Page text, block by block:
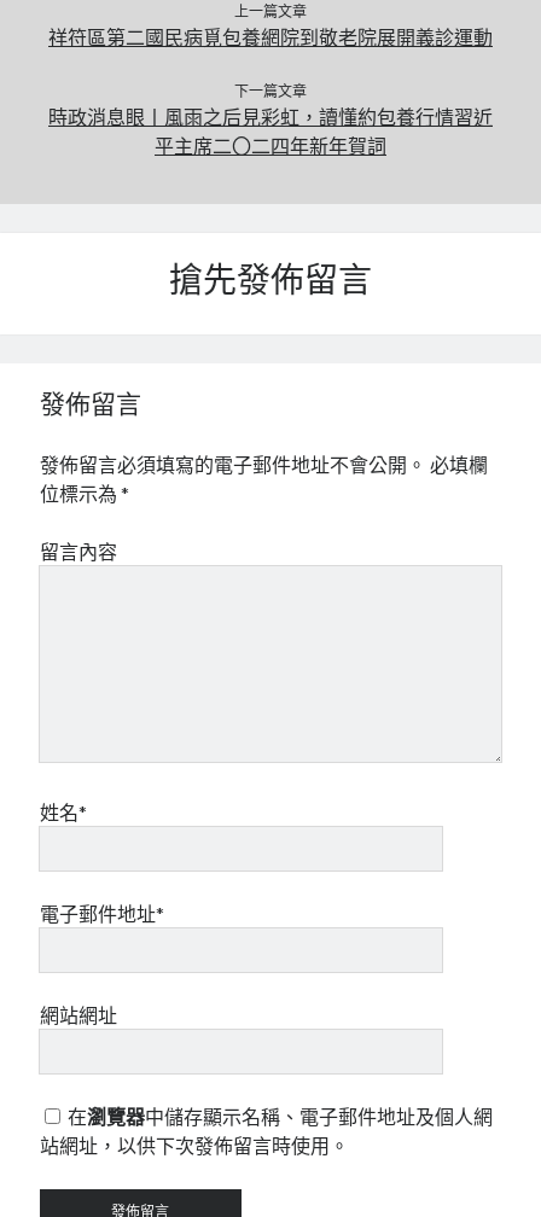
上一篇文章
祥符區第二國民病覓包養網院到敬老院展開義診運動
下一篇文章
時政消息眼丨風雨之后見彩虹，讀懂約包養行情習近
平主席二〇二四年新年賀詞
搶先發佈留言
發佈留言
發佈留言必須填寫的電子郵件地址不會公開。 必填欄
位標示為*
留言內容
姓名*
電子郵件地址*
網站網址
在瀏覽器中儲存顯示名稱、電子郵件地址及個人網
站網址，以供下次發佈留言時使用。